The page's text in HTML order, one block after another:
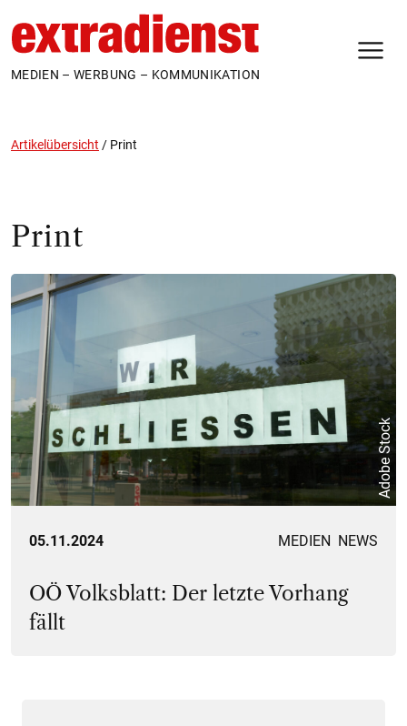
MEDIEN – WERBUNG – KOMMUNIKATION
Artikelübersicht / Print
Print
Adobe Stock
05.11.2024 MEDIEN NEWS
OÖ Volksblatt: Der letzte Vorhang
fällt